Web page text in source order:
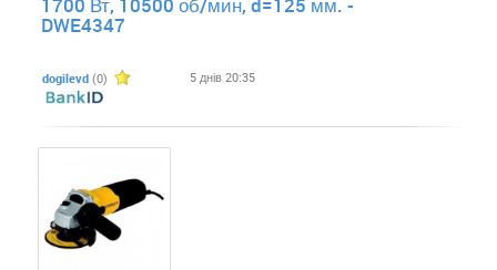
DWE4347
dogilevd (0) 5 днів 20:35